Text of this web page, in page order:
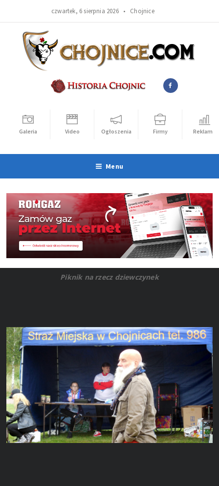
czwartek, 6 sierpnia 2026 • Chojnice
Galeria Video Ogłoszenia Firmy Reklama
Menu
Piknik na rzecz dziewczynek